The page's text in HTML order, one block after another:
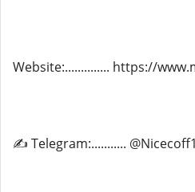
Website:.............. https://
✍ Telegram:...........